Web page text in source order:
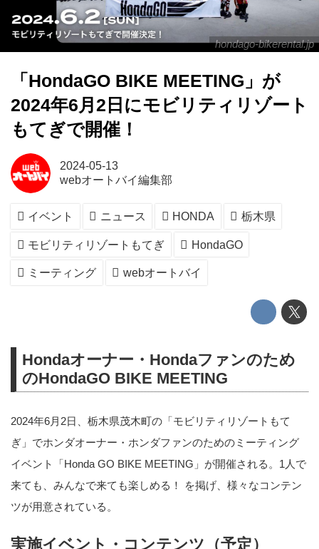
hondago-bikerental.jp
「HondaGO BIKE MEETING」が
2024年6月2日にモビリティリゾート
もてぎで開催！
2024-05-13
webオートバイ編集部
イベント ニュース HONDA 栃木県
モビリティリゾートもてぎ HondaGO
ミーティング webオートバイ
Hondaオーナー・Hondaファンのため
のHondaGO BIKE MEETING
2024年6月2日、栃木県茂木町の「モビリティリゾートもて
ぎ」でホンダオーナー・ホンダファンのためのミーティング
イベント「Honda GO BIKE MEETING」が開催される。1人で
来ても、みんなで来ても楽しめる！ を掲げ、様々なコンテン
ツが用意されている。
実施イベント・コンテンツ（予定）